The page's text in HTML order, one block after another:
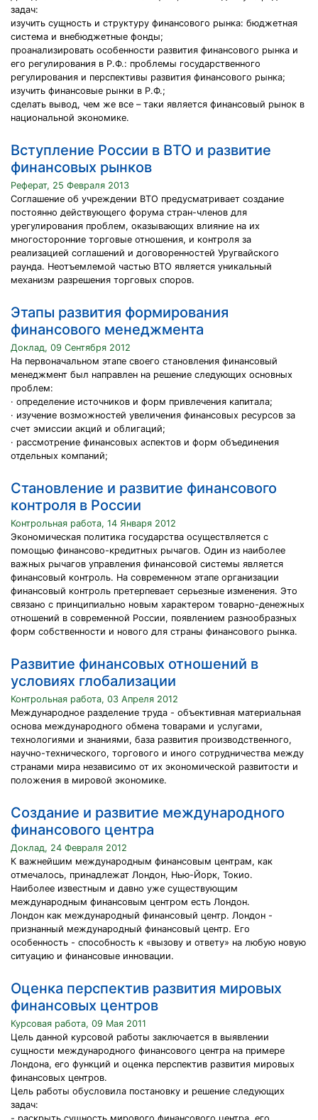
задач:
изучить сущность и структуру финансового рынка: бюджетная
система и внебюджетные фонды;
проанализировать особенности развития финансового рынка и
его регулирования в Р.Ф.: проблемы государственного
регулирования и перспективы развития финансового рынка;
изучить финансовые рынки в Р.Ф.;
сделать вывод, чем же все – таки является финансовый рынок в
национальной экономике.
Вступление России в ВТО и развитие
финансовых рынков
Реферат, 25 Февраля 2013
Соглашение об учреждении ВТО предусматривает создание
постоянно действующего форума стран-членов для
урегулирования проблем, оказывающих влияние на их
многосторонние торговые отношения, и контроля за
реализацией соглашений и договоренностей Уругвайского
раунда. Неотъемлемой частью ВТО является уникальный
механизм разрешения торговых споров.
Этапы развития формирования
финансового менеджмента
Доклад, 09 Сентября 2012
На первоначальном этапе своего становления финансовый
менеджмент был направлен на решение следующих основных
проблем:
· определение источников и форм привлечения капитала;
· изучение возможностей увеличения финансовых ресурсов за
счет эмиссии акций и облигаций;
· рассмотрение финансовых аспектов и форм объединения
отдельных компаний;
Становление и развитие финансового
контроля в России
Контрольная работа, 14 Января 2012
Экономическая политика государства осуществляется с
помощью финансово-кредитных рычагов. Один из наиболее
важных рычагов управления финансовой системы является
финансовый контроль. На современном этапе организации
финансовый контроль претерпевает серьезные изменения. Это
связано с принципиально новым характером товарно-денежных
отношений в современной России, появлением разнообразных
форм собственности и нового для страны финансового рынка.
Развитие финансовых отношений в
условиях глобализации
Контрольная работа, 03 Апреля 2012
Международное разделение труда - объективная материальная
основа международного обмена товарами и услугами,
технологиями и знаниями, база развития производственного,
научно-технического, торгового и иного сотрудничества между
странами мира независимо от их экономической развитости и
положения в мировой экономике.
Создание и развитие международного
финансового центра
Доклад, 24 Февраля 2012
К важнейшим международным финансовым центрам, как
отмечалось, принадлежат Лондон, Нью-Йорк, Токио.
Наиболее известным и давно уже существующим
международным финансовым центром есть Лондон.
Лондон как международный финансовый центр. Лондон -
признанный международный финансовый центр. Его
особенность - способность к «вызову и ответу» на любую новую
ситуацию и финансовые инновации.
Оценка перспектив развития мировых
финансовых центров
Курсовая работа, 09 Мая 2011
Цель данной курсовой работы заключается в выявлении
сущности международного финансового центра на примере
Лондона, его функций и оценка перспектив развития мировых
финансовых центров.
Цель работы обусловила постановку и решение следующих
задач: